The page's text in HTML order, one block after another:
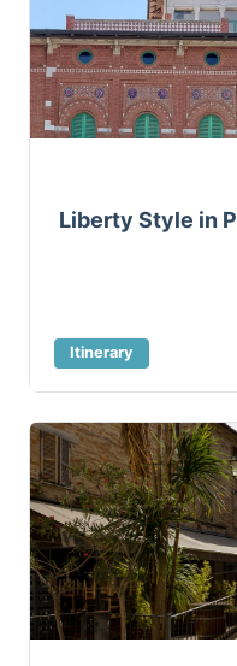
Liberty Style in
Itinerary